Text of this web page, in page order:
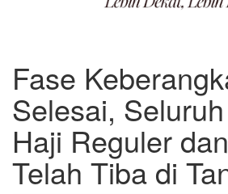
Fase
Selesai,
Haji Reguler
Telah Tiba di